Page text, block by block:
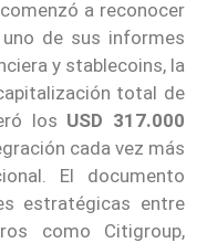
a reconocer
de sus informes
y stablecoins, la
total de
los USD 317.000
cada vez más
El documento
estratégicas entre
como Citigroup,